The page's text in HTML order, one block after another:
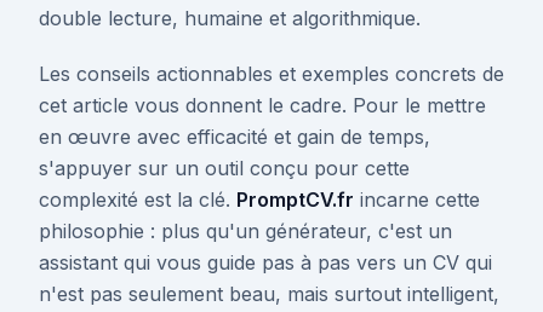
double lecture, humaine et algorithmique.
Les conseils actionnables et exemples concrets de
cet article vous donnent le cadre. Pour le mettre
en œuvre avec efficacité et gain de temps,
s'appuyer sur un outil conçu pour cette
complexité est la clé. PromptCV.fr incarne cette
philosophie : plus qu'un générateur, c'est un
assistant qui vous guide pas à pas vers un CV qui
n'est pas seulement beau, mais surtout intelligent,